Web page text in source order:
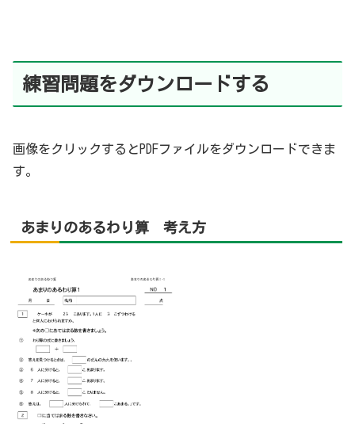
練習問題をダウンロードする
画像をクリックするとPDFファイルをダウンロードできま
す。
あまりのあるわり算 考え方